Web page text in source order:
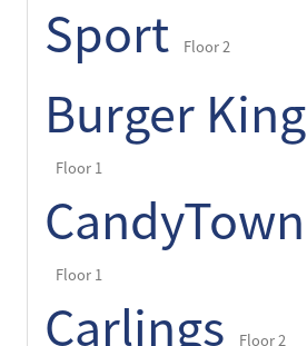
Sport
Floor 2
Burger King
Floor 1
CandyTown
Floor 1
Carlings Floor 2